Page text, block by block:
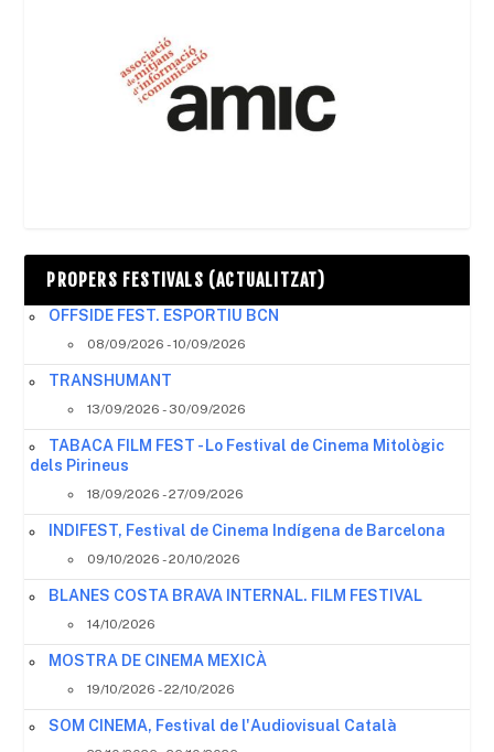
PROPERS FESTIVALS (ACTUALITZAT)
OFFSIDE FEST. ESPORTIU BCN
08/09/2026 - 10/09/2026
TRANSHUMANT
13/09/2026 - 30/09/2026
TABACA FILM FEST - Lo Festival de Cinema Mitològic
dels Pirineus
18/09/2026 - 27/09/2026
INDIFEST, Festival de Cinema Indígena de Barcelona
09/10/2026 - 20/10/2026
BLANES COSTA BRAVA INTERNAL. FILM FESTIVAL
14/10/2026
MOSTRA DE CINEMA MEXICÀ
19/10/2026 - 22/10/2026
SOM CINEMA, Festival de l'Audiovisual Català